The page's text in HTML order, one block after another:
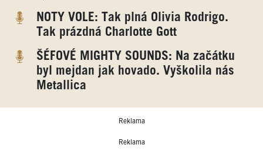
NOTY VOLE: Tak plná Olivia Rodrigo.
Tak prázdná Charlotte Gott
ŠÉFOVÉ MIGHTY SOUNDS: Na začátku
byl mejdan jak hovado. Vyškolila nás
Metallica
Reklama
Reklama